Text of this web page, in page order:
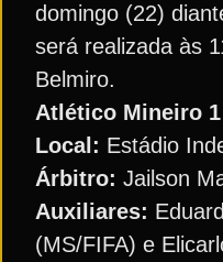
domingo (22)
será realizada às
Belmiro.
Atlético Mineiro
Local: Estádio
Árbitro: Jailson
Auxiliares:
(MS/FIFA) e